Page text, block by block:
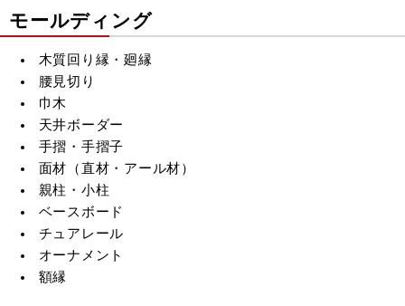
モールディング
木質回り縁・廻縁
腰見切り
巾木
天井ボーダー
手摺・手摺子
面材（直材・アール材）
親柱・小柱
ベースボード
チュアレール
オーナメント
額縁